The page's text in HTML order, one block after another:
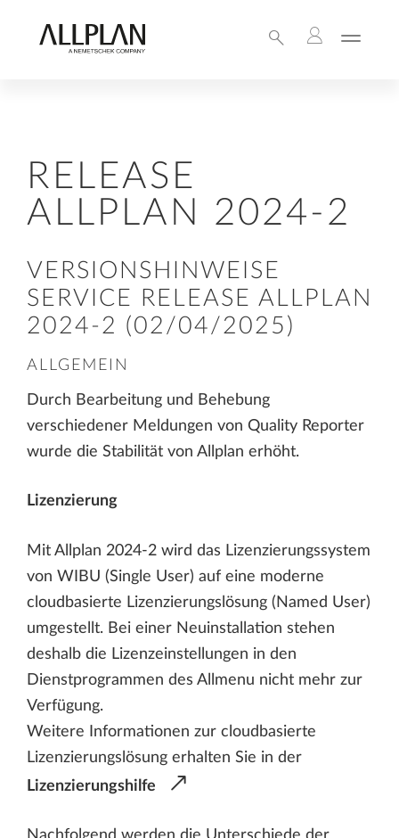
RELEASE
ALLPLAN 2024-2
VERSIONSHINWEISE
SERVICE RELEASE ALLPLAN
2024-2 (02/04/2025)
ALLGEMEIN
Durch Bearbeitung und Behebung
verschiedener Meldungen von Quality Reporter
wurde die Stabilität von Allplan erhöht.
Lizenzierung
Mit Allplan 2024-2 wird das Lizenzierungssystem
von WIBU (Single User) auf eine moderne
cloudbasierte Lizenzierungslösung (Named User)
umgestellt. Bei einer Neuinstallation stehen
deshalb die Lizenzeinstellungen in den
Dienstprogrammen des Allmenu nicht mehr zur
Verfügung.
Weitere Informationen zur cloudbasierte
Lizenzierungslösung erhalten Sie in der
Lizenzierungshilfe